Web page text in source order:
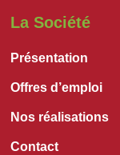
La Société
Présentation
Offres d’emploi
Nos réalisations
Contact